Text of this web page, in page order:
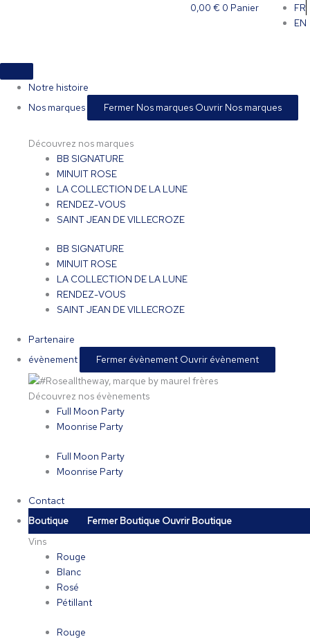
0,00 € 0 Panier
FR
EN
Notre histoire
Nos marques
Fermer Nos marques Ouvrir Nos marques
Découvrez nos marques
BB SIGNATURE
MINUIT ROSE
LA COLLECTION DE LA LUNE
RENDEZ-VOUS
SAINT JEAN DE VILLECROZE
BB SIGNATURE
MINUIT ROSE
LA COLLECTION DE LA LUNE
RENDEZ-VOUS
SAINT JEAN DE VILLECROZE
Partenaire
évènement
Fermer évènement Ouvrir évènement
Découvrez nos évènements
Full Moon Party
Moonrise Party
Full Moon Party
Moonrise Party
Contact
Boutique
Fermer Boutique Ouvrir Boutique
Vins
Rouge
Blanc
Rosé
Pétillant
Rouge